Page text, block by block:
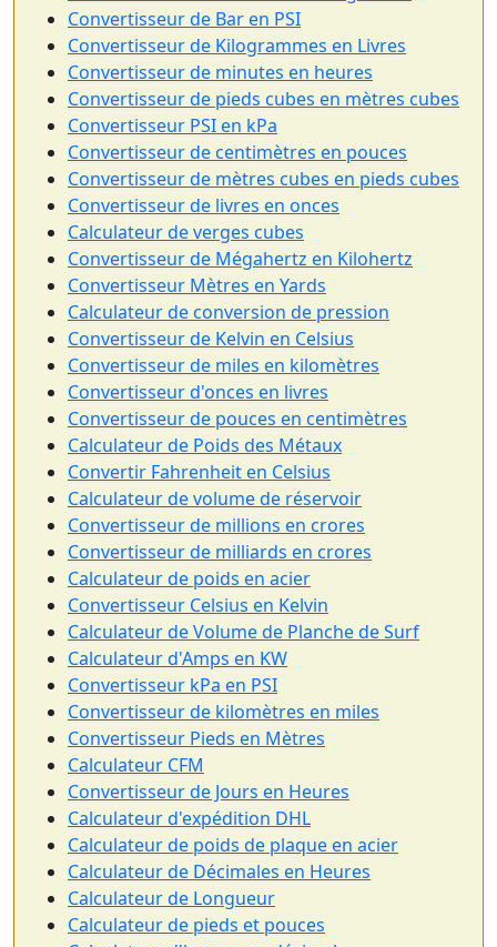
Convertisseur de Bar en PSI
Convertisseur de Kilogrammes en Livres
Convertisseur de minutes en heures
Convertisseur de pieds cubes en mètres cubes
Convertisseur PSI en kPa
Convertisseur de centimètres en pouces
Convertisseur de mètres cubes en pieds cubes
Convertisseur de livres en onces
Calculateur de verges cubes
Convertisseur de Mégahertz en Kilohertz
Convertisseur Mètres en Yards
Calculateur de conversion de pression
Convertisseur de Kelvin en Celsius
Convertisseur de miles en kilomètres
Convertisseur d'onces en livres
Convertisseur de pouces en centimètres
Calculateur de Poids des Métaux
Convertir Fahrenheit en Celsius
Calculateur de volume de réservoir
Convertisseur de millions en crores
Convertisseur de milliards en crores
Calculateur de poids en acier
Convertisseur Celsius en Kelvin
Calculateur de Volume de Planche de Surf
Calculateur d'Amps en KW
Convertisseur kPa en PSI
Convertisseur de kilomètres en miles
Convertisseur Pieds en Mètres
Calculateur CFM
Convertisseur de Jours en Heures
Calculateur d'expédition DHL
Calculateur de poids de plaque en acier
Calculateur de Décimales en Heures
Calculateur de Longueur
Calculateur de pieds et pouces